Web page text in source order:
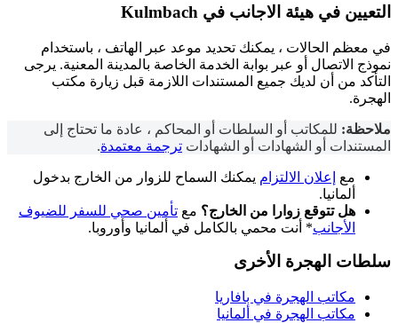
التعيين في هيئة الاجانب في Kulmbach
في معظم الحالات ، يمكنك تحديد موعد عبر الهاتف ، باستخدام
نموذج الاتصال أو عبر بوابة الخدمة الخاصة بالمدينة المعنية. يرجى
التأكد من أن لديك جميع المستندات اللازمة قبل زيارة مكتب
الهجرة.
ملاحظة: للمكاتب أو السلطات أو المحاكم ، عادة ما تحتاج إلى
المستندات أو الشهادات أو الشهادات ترجمة معتمدة.
مع إعلان الالتزام يمكنك السماح للزوار من الخارج بدخول
ألمانيا.
هل تتوقع زوارا من الخارج؟ مع تأمين صحي للسفر للضيوف
الأجانب* أنت محمي بالكامل في ألمانيا وأوروبا.
سلطات الهجرة الأخرى
مكاتب الهجرة في بافاريا
مكاتب الهجرة في ألمانيا